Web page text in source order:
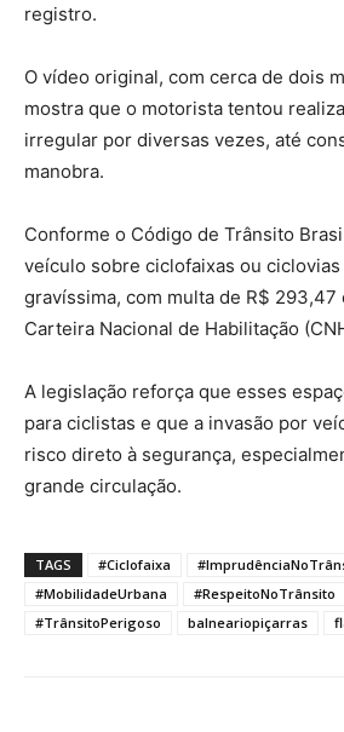
registro.
O vídeo original, com cerca de dois
mostra que o motorista tentou
irregular por diversas vezes, até
manobra.
Conforme o Código de Trânsito
veículo sobre ciclofaixas ou
gravíssima, com multa de R$ 293,47
Carteira Nacional de Habilitação
A legislação reforça que esses
para ciclistas e que a invasão por
risco direto à segurança,
grande circulação.
TAGS #Ciclofaixa
#MobilidadeUrbana
#RespeitoNoTrânsito
#TrânsitoPerigoso
balneariopiçarras